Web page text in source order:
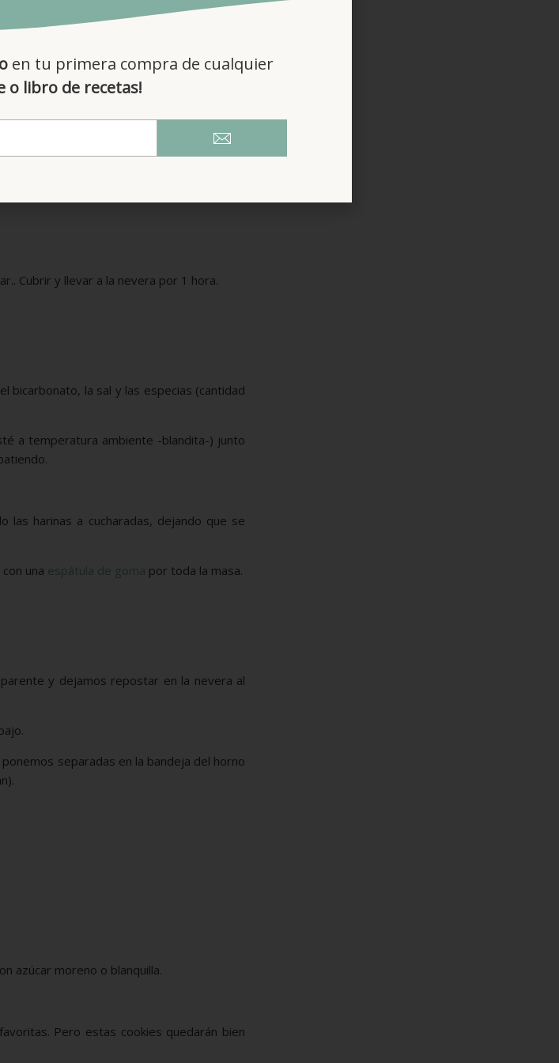
de dos maneras:
. Cubrir y llevar a la nevera por 1 hora.
bicarbonato, la sal y las especias (cantidad
a temperatura ambiente -blandita-) junto
las harinas a cucharadas, dejando que se
una espátula de goma por toda la masa.
y dejamos repostar en la nevera al
separadas en la bandeja del horno
azúcar moreno o blanquilla.
Pero estas cookies quedarán bien
en tu primera compra de cualquier
o libro de recetas!